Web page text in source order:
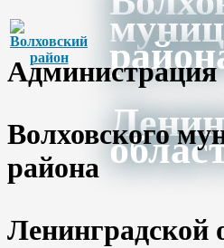
Администрация
Волховского
района
Ленинградской